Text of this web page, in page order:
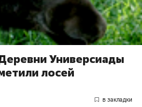
Универсиады
лосей